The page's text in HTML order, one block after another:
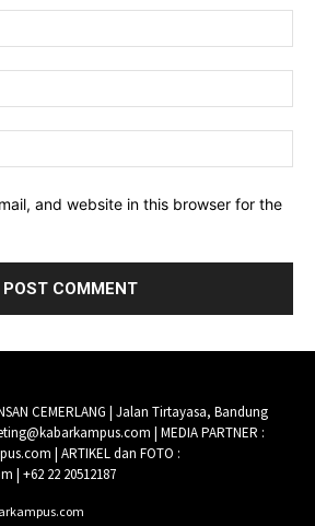
and website in this browser for the
CEMERLANG | Jalan Tirtayasa, Bandung
| MEDIA PARTNER :
| ARTIKEL dan FOTO :
| +62 22 20512187